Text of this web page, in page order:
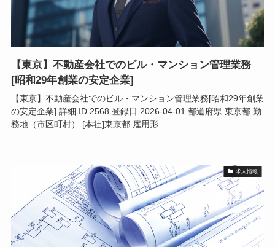
【東京】不動産会社でのビル・マンション管理業務
[昭和29年創業の安定企業]
【東京】不動産会社でのビル・マンション管理業務[昭和29年創業
の安定企業] 詳細 ID 2568 登録日 2026-04-01 都道府県 東京都 勤
務地（市区町村） [本社]東京都 雇用形...
求人情報